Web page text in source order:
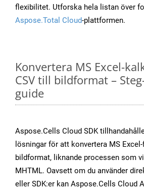
flexibilitet. Utforska hela listan över
Aspose.Total Cloud-plattformen.
Konvertera MS Excel-
CSV till bildformat –
guide
Aspose.Cells Cloud SDK
lösningar för att konvertera MS
bildformat, liknande processen som
MHTML. Oavsett om du använder
eller SDK:er kan Aspose.Cells Cloud